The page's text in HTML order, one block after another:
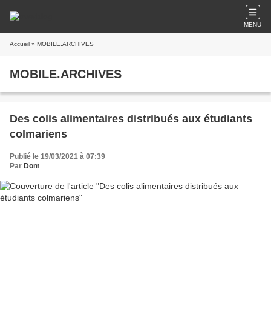
MENU
Accueil » MOBILE.ARCHIVES
MOBILE.ARCHIVES
Des colis alimentaires distribués aux étudiants
colmariens
Publié le 19/03/2021 à 07:39
Par Dom